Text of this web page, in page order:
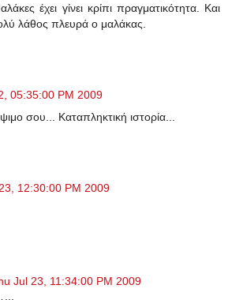
έχει γίνει κρίπι πραγματικότητα. Και
λάθος πλευρά ο μαλάκας.
05:35:00 PM 2009
σου... Καταπληκτική ιστορία...
12:30:00 PM 2009
Jul 23, 11:34:00 PM 2009